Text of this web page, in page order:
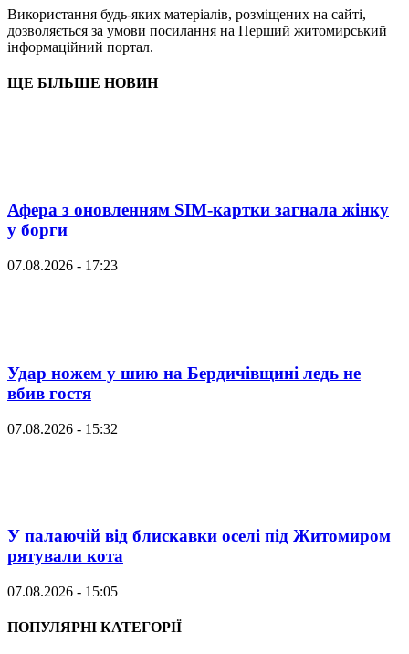
Використання будь-яких матеріалів, розміщених на сайті,
дозволяється за умови посилання на Перший житомирський
інформаційний портал.
ЩЕ БІЛЬШЕ НОВИН
Афера з оновленням SIM-картки загнала жінку
у борги
07.08.2026 - 17:23
Удар ножем у шию на Бердичівщині ледь не
вбив гостя
07.08.2026 - 15:32
У палаючій від блискавки оселі під Житомиром
рятували кота
07.08.2026 - 15:05
ПОПУЛЯРНІ КАТЕГОРІЇ